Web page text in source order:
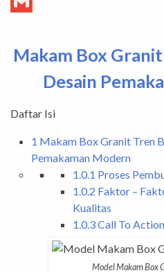
Makam Box
Desain
Daftar Isi
1 Makam Box Granit Tren
Pemakaman Modern
1.0.1 Proses
1.0.2 Faktor –
Kualitas
1.0.3Call To Action
Model Makam Box